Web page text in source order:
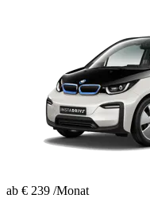
ab € 239 /Monat